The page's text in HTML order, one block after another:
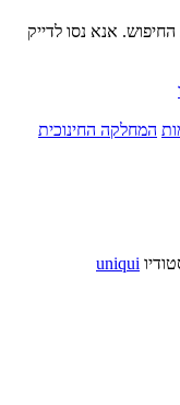
אנא נסו לדייק
המחלקה החינוכית
uniqui